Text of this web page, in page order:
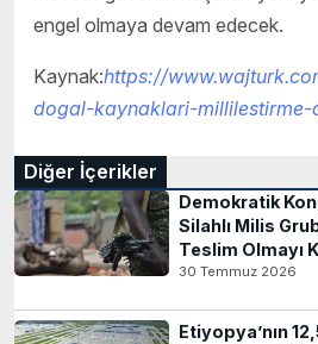
engel olmaya devam edecek.
Kaynak:https://
dogal-kaynaklari-millilestirme-
Diğer İçerikler
Demokratik
Silahlı Milis
Teslim Olmayı
30 Temmuz 2026
Etiyopya’nın